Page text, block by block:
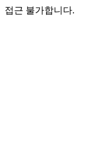
접근 불가합니다.